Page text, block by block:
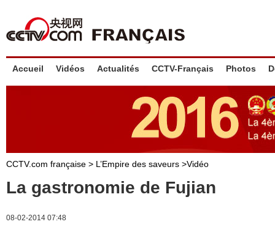
Accueil Vidéos Actualités CCTV-Français Photos
CCTV.com française > L’Empire des saveurs >Vidéo
La gastronomie de Fujian
08-02-2014 07:48